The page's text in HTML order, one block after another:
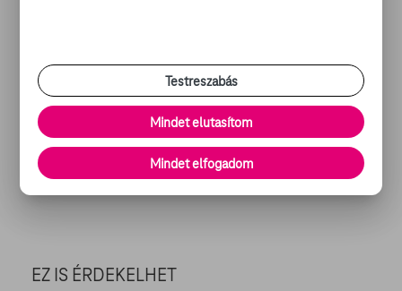
Illusztráció: pxhere Forrás: comingsoon
AJÁNLATAINK
EZ IS ÉRDEKELHET
Testreszabás
Mindet elutasítom
Mindet elfogadom